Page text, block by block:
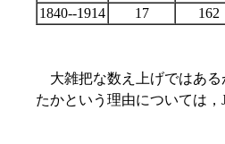
1840--1914
17 162
大雑把な数え上げではある
たかという理由については，